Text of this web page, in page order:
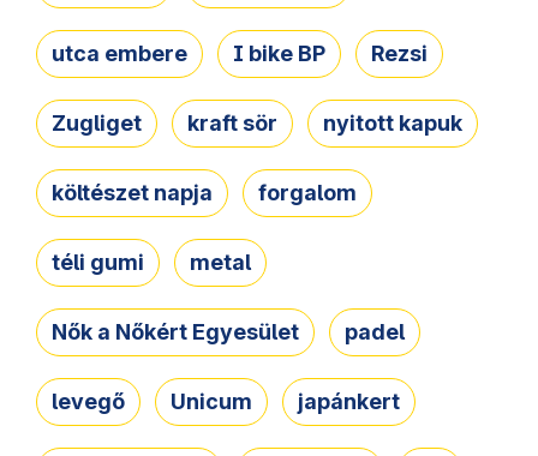
utca embere I bike BP Rezsi
Zugliget kraft sör nyitott kapuk
költészet napja forgalom
téli gumi metal
Nők a Nőkért Egyesület padel
levegő Unicum japánkert